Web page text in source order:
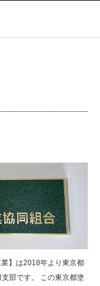
】は2018年より東京都
部です。 この東京都塗